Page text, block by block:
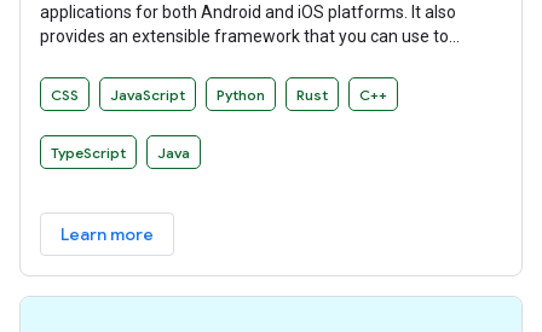
applications for both Android and iOS platforms. It also
provides an extensible framework that you can use to
CSS JavaScript Python Rust C++
TypeScript Java
Learn more